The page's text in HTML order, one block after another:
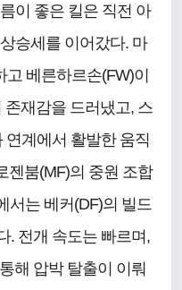
이 좋은 킬은 직전 아
승세를 이어갔다. 마
고 베른하르손(FW)이
재감을 드러냈고, 스
연계에서 활발한 움직
젠붐(MF)의 중원 조합
서는 베커(DF)의 빌드
. 전개 속도는 빠르며,
해 압박 탈출이 이뤄